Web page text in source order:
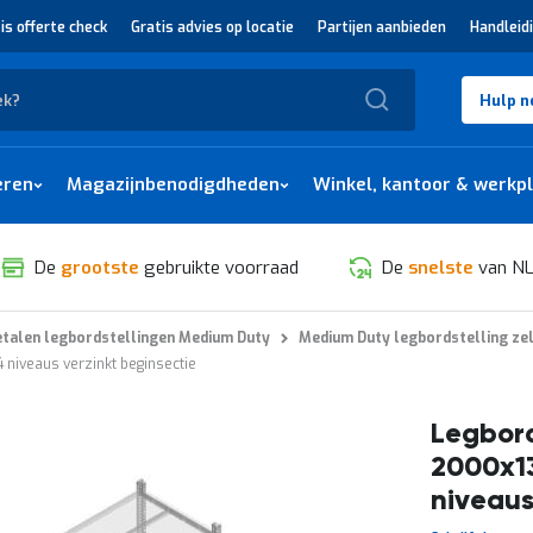
offerte check Gratis advies op locatie Partijen aanbieden
Hulp
Magazijnbenodigdheden Winkel, kantoor &
De grootste gebruikte voorraad De snelste van
legbordstellingen Medium Duty
Medium Duty legbordstelling
verzinkt beginsectie